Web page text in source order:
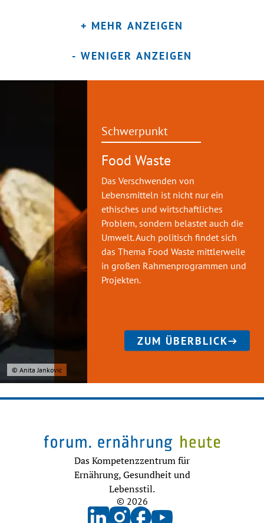
+ MEHR ANZEIGEN
- WENIGER ANZEIGEN
Schwerpunkt
Food Waste
Das Verschwenden von
Lebensmitteln ist nicht nur ein
ethisches und wirtschaftliches
Problem, sondern belastet auch die
Umwelt. Auch politisch findet sich
das Thema Food Waste mittlerweile
in großen Rahmenprogrammen und
Projekten.
ZUM ÜBERBLICK
© Anita Jankovic
Das Kompetenzzentrum für
Ernährung, Gesundheit und
Lebensstil.
© 2026